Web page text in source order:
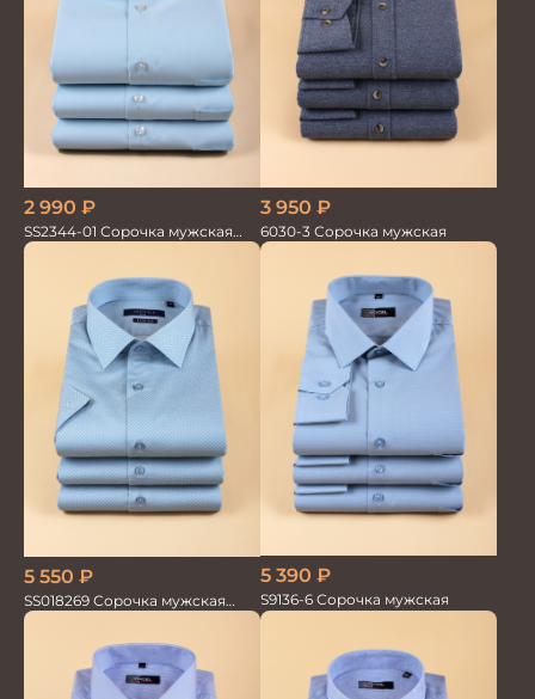
2 990 ₽
SS2344-01 Сорочка мужская
кор.рукав
3 950 ₽
6030-3 Сорочка мужская
5 550 ₽
SS018269 Сорочка мужская
кор.рукав GROSTYLE PRIME
5 390 ₽
S9136-6 Сорочка мужская